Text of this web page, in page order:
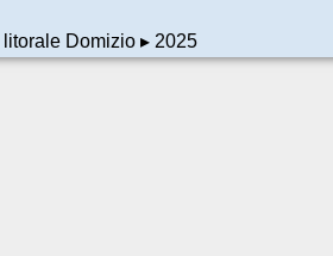
Domizio▸ 2025